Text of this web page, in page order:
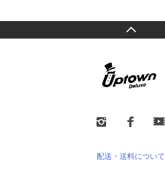
配送・送料について